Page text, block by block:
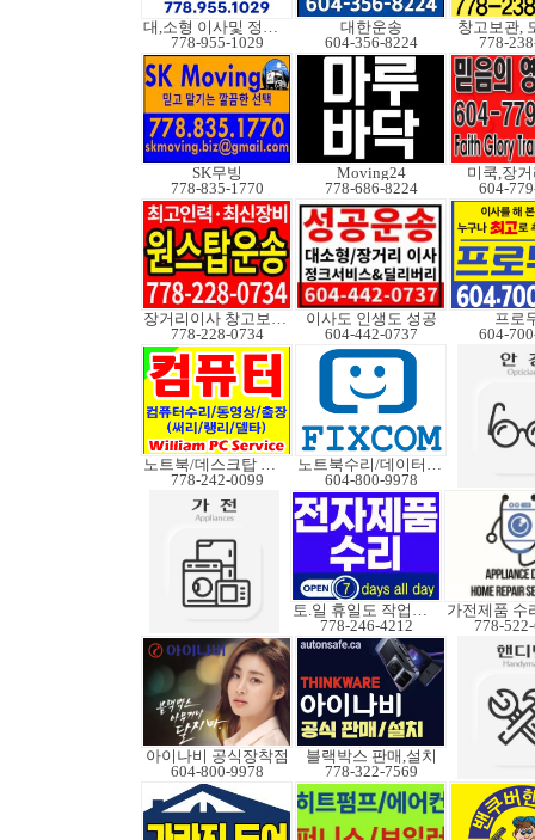
대,소형 이사및 정크처
778-955-1029
대한운송
604-356-8224
창고보관,
778-
SK무빙
778-835-1770
Moving24
778-686-8224
미쿡,장
604-
장거리이사 창고보관정크
778-228-0734
이사도 인생도 성공
604-442-0737
프로
604-
노트북/데스크탑 수리
778-242-0099
노트북수리/데이터복구
604-800-9978
토.일 휴일도 작업가능
778-246-4212
778-
아이나비 공식장착점
604-800-9978
블랙박스 판매,설치
778-322-7569